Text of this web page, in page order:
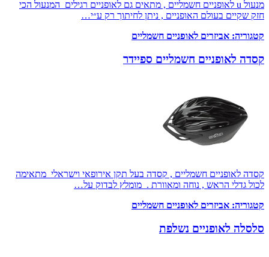
מנעול u לאופניים חשמליים , מתאים גם לאופניים רגילים המנעול הכי
חזק שקיים בעולם האופניים , ניתן לחיתוך רק ע״י…
קטגוריה: אביזרים לאופניים חשמליים
קסדה לאופניים חשמליים ספיידר
קסדה לאופניים חשמליים , קסדה בעל תקן אירופאי וישראלי מתאימה
לכול גדלי הראש , נוחה ומאוורת . מומלץ לבדוק על…
קטגוריה: אביזרים לאופניים חשמליים
סלסלה לאופניים נשלפת